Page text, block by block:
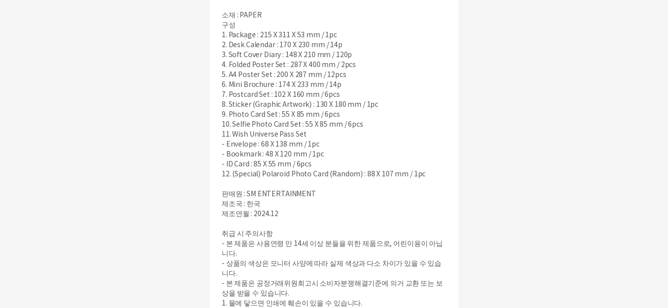
소재 : PAPER
구성
1. Package : 215 X 311 X 53 mm / 1pc
2. Desk Calendar : 170 X 230 mm / 14p
3. Soft Cover Diary : 148 X 210 mm / 120p
4. Folded Poster Set : 287 X 400 mm / 2pcs
5. A4 Poster Set : 200 X 287 mm / 12pcs
6. Mini Brochure : 174 X 233 mm / 14p
7. Postcard Set : 102 X 160 mm / 6pcs
8. Sticker (Graphic Artwork) : 130 X 180 mm / 1pc
9. Photo Card Set : 55 X 85 mm / 6pcs
10. Selfie Photo Card Set : 55 X 85 mm / 6pcs
11. Wish Universe Pass Set
- Envelope : 68 X 138 mm / 1pc
- Bookmark : 48 X 120 mm / 1pc
- ID Card : 85 X 55 mm / 6pcs
12. (Special) Polaroid Photo Card (Random) : 88 X 107 mm / 1pc
판매원 : SM ENTERTAINMENT
제조국 : 한국
제조연월 : 2024.12
취급 시 주의사항
- 본 제품은 사용연령 만 14세 이상 분들을 위한 제품으로, 어린이용이 아닙
니다.
- 상품의 색상은 모니터 사양에 따라 실제 색상과 다소 차이가 있을 수 있습
니다.
- 본 제품은 공정거래위원회고시 소비자분쟁해결기준에 의거 교환 또는 보
상을 받을 수 있습니다.
1. 물에 닿으면 인쇄에 훼손이 있을 수 있습니다.